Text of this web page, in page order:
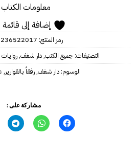
معلومات
إضافة إلى قائمة
رمز المنتج:
التصنيفات:جميع الكتب,دار شغف,روايات
الوسوم: دار شغف,رفقاً بالقوارير,
مشاركة على :